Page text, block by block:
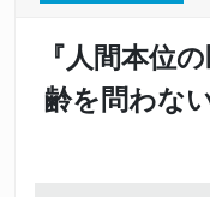
『人間本位
齢を問わな